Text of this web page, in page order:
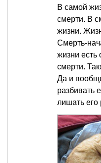
В самой
смерти. В
жизни.
Смерть-
жизни есть
смерти.
Да и
разбивать
лишать его